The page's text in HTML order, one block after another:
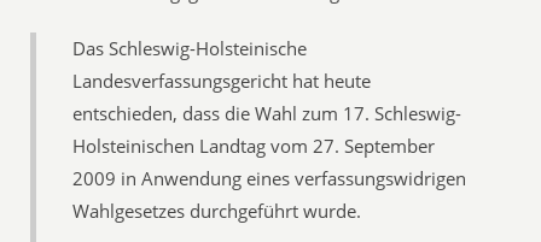
Das Schleswig-Holsteinische
Landesverfassungsgericht hat heute
entschieden, dass die Wahl zum 17. Schleswig-
Holsteinischen Landtag vom 27. September
2009 in Anwendung eines verfassungswidrigen
Wahlgesetzes durchgeführt wurde.